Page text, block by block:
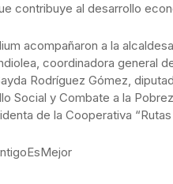
contribuye al desarrollo
acompañaron a la
coordinadora general
Rodríguez Gómez,
Social y Combate a la
de la Cooperativa “Rutas